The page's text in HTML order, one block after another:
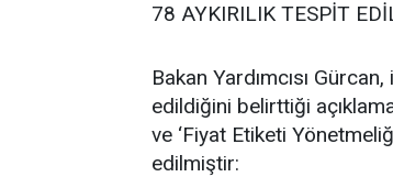
78 AYKIRILIK TESPİT
Bakan Yardımcısı
edildiğini belirttiği
ve ‘Fiyat Etiketi
edilmiştir: